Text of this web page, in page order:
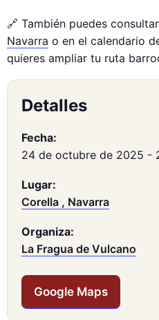
🔗 También puedes
Navarra o en el calendario
quieres ampliar tu ruta
Detalles
Fecha:
24 de octubre de 2025 -
Lugar:
Corella , Navarra
Organiza:
La Fragua de Vulcano
Google Maps